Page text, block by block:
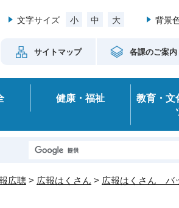
文字サイズ 小 中 大 背景
サイトマップ 各課のご案内
健康・福祉
教育・文
広聴 > 広報はくさん > 広報はくさん バ